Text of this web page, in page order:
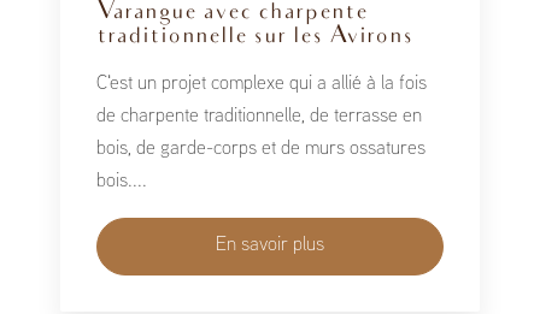
Varangue avec charpente
traditionnelle sur les Avirons
C'est un projet complexe qui a allié à la fois
de charpente traditionnelle, de terrasse en
bois, de garde-corps et de murs ossatures
bois....
En savoir plus